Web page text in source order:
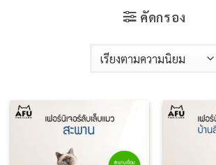
คัดกรอง